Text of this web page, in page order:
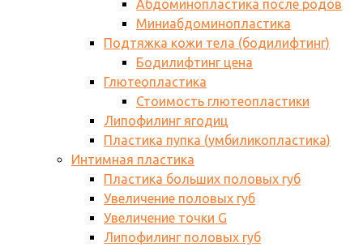
Абдоминопластика после родов
Миниабдоминопластика
Подтяжка кожи тела (бодилифтинг)
Бодилифтинг цена
Глютеопластика
Стоимость глютеопластики
Липофилинг ягодиц
Пластика пупка (умбиликопластика)
Интимная пластика
Пластика больших половых губ
Увеличение половых губ
Увеличение точки G
Липофилинг половых губ